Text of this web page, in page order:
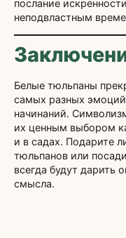
послание
неподвластным
Белые тюльпаны
самых разных
начинаний.
их ценным выбором
и в садах. Подарите
тюльпанов или
всегда будут дарить
смысла.